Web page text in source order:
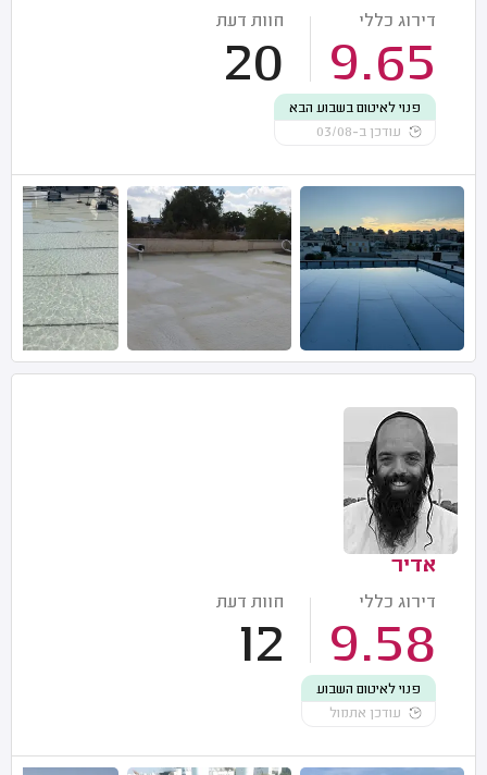
דירוג כללי
9.65
חוות דעת
20
פנוי לאיטום בשבוע הבא
עודכן ב-03/08
אדיר
דירוג כללי
9.58
חוות דעת
12
פנוי לאיטום השבוע
עודכן אתמול